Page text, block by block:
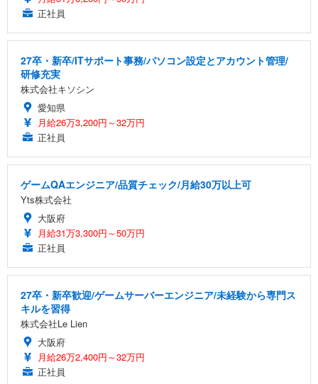
正社員
27卒・新卒/ITサポート事務/パソコン設定とアカウント管理/
研修充実
株式会社キソシン
愛知県
月給26万3,200円～32万円
正社員
ゲームQAエンジニア/品質チェック/月給30万以上可
Yts株式会社
大阪府
月給31万3,300円～50万円
正社員
27卒・新卒歓迎/ゲームサーバーエンジニア/未経験から専門ス
キルを習得
株式会社Le Lien
大阪府
月給26万2,400円～32万円
正社員